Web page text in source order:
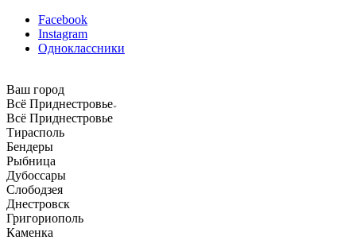
Facebook
Instagram
Одноклассники
Ваш город
Всё Приднестровье
Всё Приднестровье
Тирасполь
Бендеры
Рыбница
Дубоссары
Слободзея
Днестровск
Григориополь
Каменка